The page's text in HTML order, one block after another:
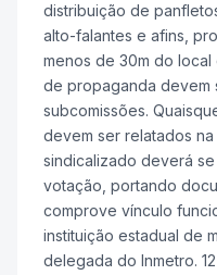
distribuição de
alto-falantes e afins,
menos de 30m do
de propaganda devem
subcomissões.
devem ser relatados na
sindicalizado deverá
votação, portando
comprove vínculo
instituição estadual de
delegada do Inmetro.